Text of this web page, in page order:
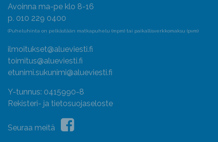
Avoinna ma-pe klo 8-16
p. 010 229 0400
(Puheluhinta on pelkästään matkapuhelu (mpm) tai paikallisverkkomaksu (pvm)
ilmoitukset@alueviesti.fi
toimitus@alueviesti.fi
etunimi.sukunimi@alueviesti.fi
Y-tunnus: 0415990-8
Rekisteri- ja tietosuojaseloste
Seuraa meitä